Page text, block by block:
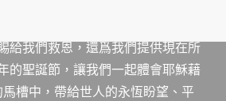
樂，在冷漠的環境中被愛擁抱。這
給我們救恩，還爲我們提供現在所
的聖誕節，讓我們一起體會耶穌藉
槽中，帶給世人的永恆盼望、平